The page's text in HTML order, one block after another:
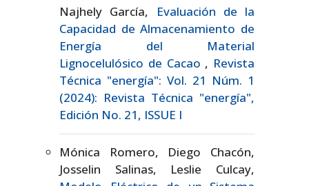
Najhely García,
Evaluación de la
Capacidad de Almacenamiento de
Energía del Material
Lignocelulósico de Cacao , Revista
Técnica "energía": Vol. 21 Núm. 1
(2024): Revista Técnica "energía",
Edición No. 21, ISSUE I
Mónica Romero, Diego Chacón,
Josselin Salinas, Leslie Culcay,